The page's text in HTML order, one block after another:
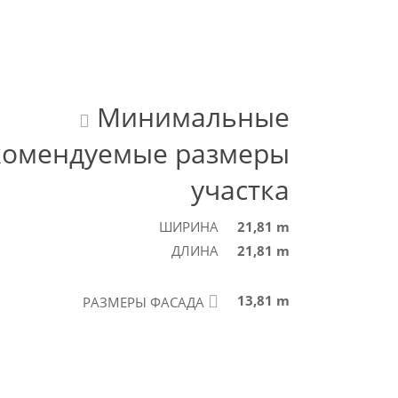
Минимальные
размеры
участка
ШИРИНА
21,81 m
ДЛИНА
21,81 m
РАЗМЕРЫ ФАСАДА 13,81 m